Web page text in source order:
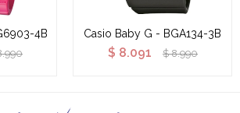
4B Casio Baby G - BGA134-3B
$ 8.091 $ 8.990